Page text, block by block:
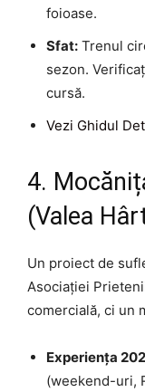
foioase.
Sfat: Trenul
sezon.
cursă.
Vezi Ghidul
4.
(Valea
Un proiect de
Asociației
comercială, ci un
Experiența
(weekend-uri,